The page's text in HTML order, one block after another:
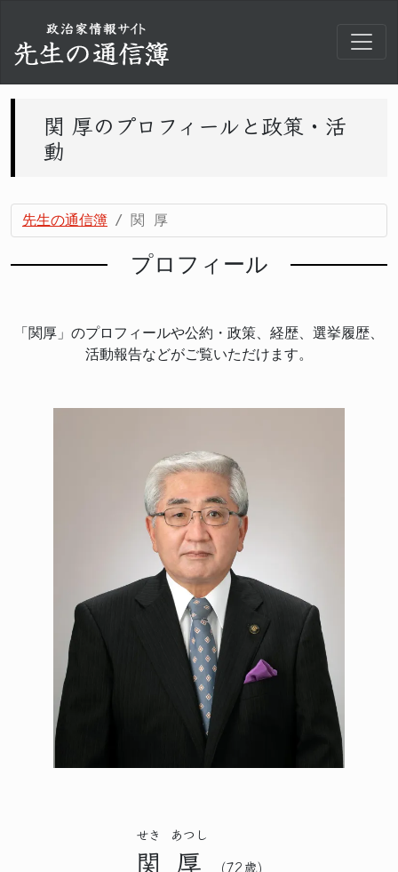
関 厚のプロフィールと政策・活
動
先生の通信簿 関 厚
プロフィール
「関厚」のプロフィールや公約・政策、経歴、選挙履歴、
活動報告などがご覧いただけます。
関
せき
厚
あつし
(72歳)